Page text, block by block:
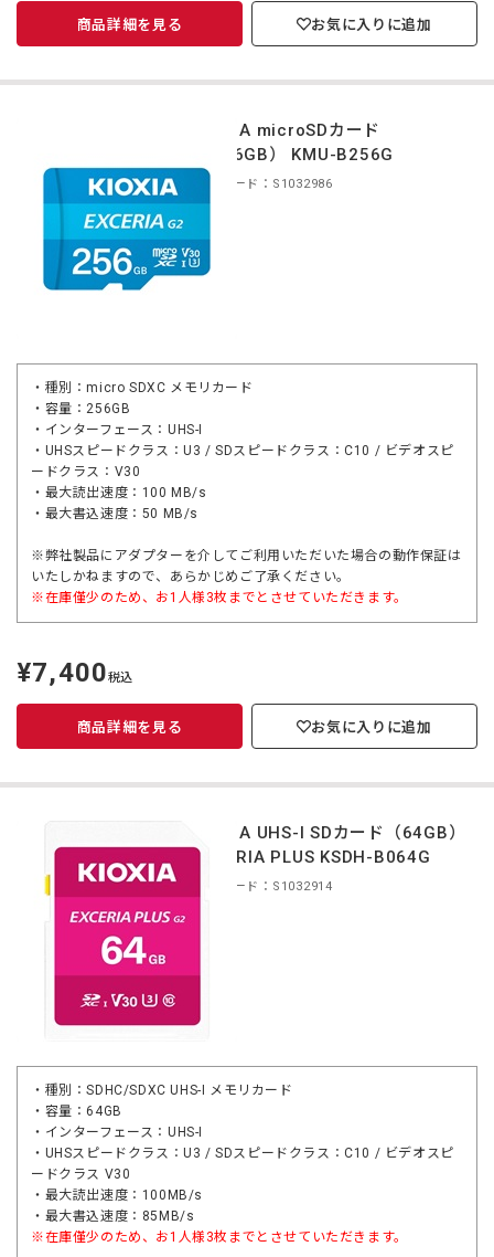
商品詳細を見る お気に入りに追加
KIOXIA microSDカード
（256GB） KMU-B256G
商品コード：S1032986
・種別：micro SDXC メモリカード
・容量：256GB
・インターフェース：UHS-I
・UHSスピードクラス：U3 / SDスピードクラス：C10 / ビデオスピ
ードクラス：V30
・最大読出速度：100 MB/s
・最大書込速度：50 MB/s
※弊社製品にアダプターを介してご利用いただいた場合の動作保証は
いたしかねますので、あらかじめご了承ください。
※在庫僅少のため、お1人様3枚までとさせていただきます。
定
価
¥7,400税込
商品詳細を見る お気に入りに追加
KIOXIA UHS-I SDカード（64GB）
EXCERIA PLUS KSDH-B064G
商品コード：S1032914
・種別：SDHC/SDXC UHS-I メモリカード
・容量：64GB
・インターフェース：UHS-I
・UHSスピードクラス：U3 / SDスピードクラス：C10 / ビデオスピ
ードクラス V30
・最大読出速度：100MB/s
・最大書込速度：85MB/s
※在庫僅少のため、お1人様3枚までとさせていただきます。